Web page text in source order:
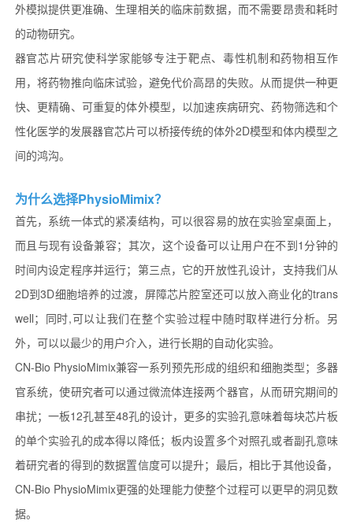
外模拟提供更准确、生理相关的临床前数据，而不需要昂贵和耗时
的动物研究。
器官芯片研究使科学家能够专注于靶点、毒性机制和药物相互作
用，将药物推向临床试验，避免代价高昂的失败。从而提供一种更
快、更精确、可重复的体外模型，以加速疾病研究、药物筛选和个
性化医学的发展器官芯片可以桥接传统的体外2D模型和体内模型之
间的鸿沟。
为什么选择PhysioMimix？
首先，系统一体式的紧凑结构，可以很容易的放在实验室桌面上，
而且与现有设备兼容；其次，这个设备可以让用户在不到1分钟的
时间内设定程序并运行；第三点，它的开放性孔设计，支持我们从
2D到3D细胞培养的过渡，屏障芯片腔室还可以放入商业化的trans
well；同时,可以让我们在整个实验过程中随时取样进行分析。另
外，可以以最少的用户介入，进行长期的自动化实验。
CN-Bio PhysioMimix兼容一系列预先形成的组织和细胞类型；多器
官系统，使研究者可以通过微流体连接两个器官，从而研究期间的
串扰；一板12孔甚至48孔的设计，更多的实验孔意味着每块芯片板
的单个实验孔的成本得以降低；板内设置多个对照孔或者副孔意味
着研究者的得到的数据置信度可以提升；最后，相比于其他设备，
CN-Bio PhysioMimix更强的处理能力使整个过程可以更早的洞见数
据。